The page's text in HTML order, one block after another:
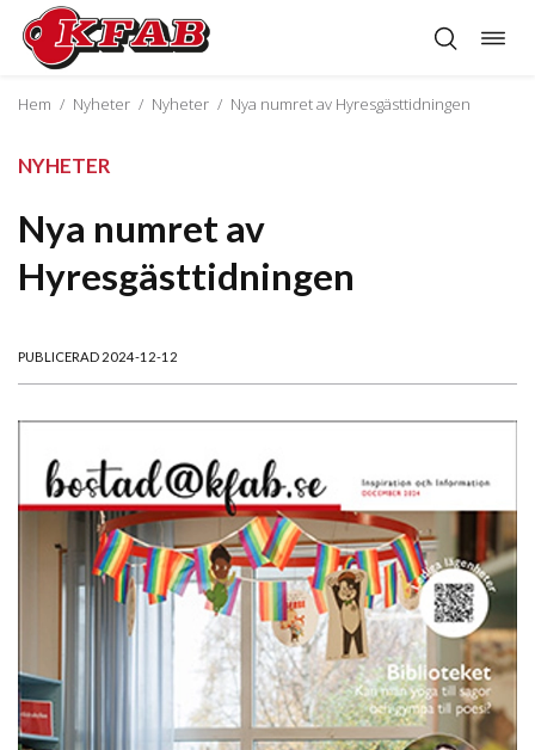
Hoppa
innehåll
Hem / Nyheter / Nyheter / Nya numret av Hyresgästtidningen
NYHETER
Nya numret av
Hyresgästtidningen
PUBLICERAD 2024-12-12